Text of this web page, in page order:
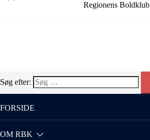
Regionens Boldklub
Søg efter:
FORSIDE
OM RBK